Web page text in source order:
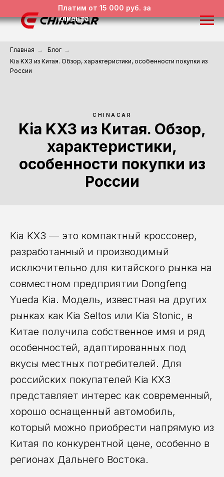
Платим от 15 000 руб. за
клиента
Главная → Блог →
Kia KX3 из Китая. Обзор, характеристики, особенности покупки из
России
CHINACAR
Kia KX3 из Китая. Обзор,
характеристики,
особенности покупки из
России
Kia KX3 — это компактный кроссовер,
разработанный и производимый
исключительно для китайского рынка на
совместном предприятии Dongfeng
Yueda Kia. Модель, известная на других
рынках как Kia Seltos или Kia Stonic, в
Китае получила собственное имя и ряд
особенностей, адаптированных под
вкусы местных потребителей. Для
российских покупателей Kia KX3
представляет интерес как современный,
хорошо оснащенный автомобиль,
который можно приобрести напрямую из
Китая по конкурентной цене, особенно в
регионах Дальнего Востока.